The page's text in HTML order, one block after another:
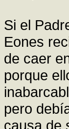
Si el
Eones
de caer
porque
pero
causa de